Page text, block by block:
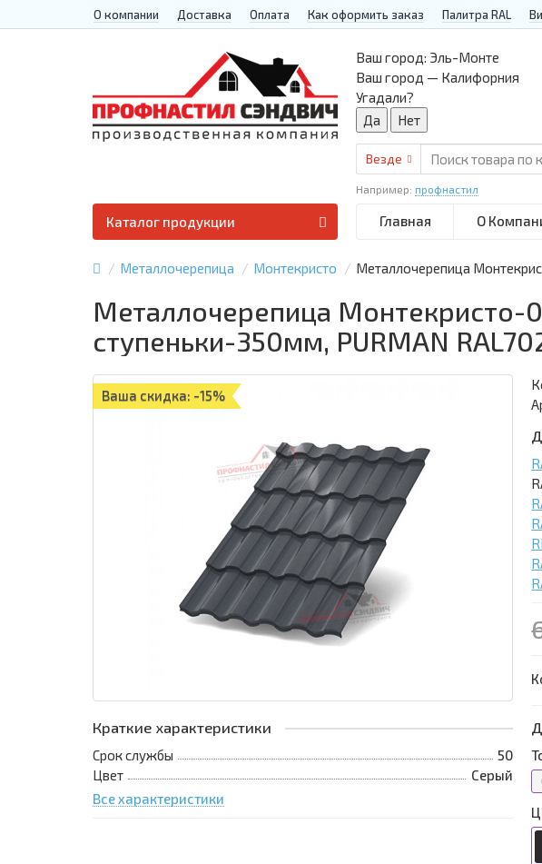
О компании Доставка Оплата Как оформить заказ Палитра RAL
Ваш город: Эль-Монте
Ваш город — Калифорния
Угадали?
Везде
Например: профнастил
Главная О
Каталог продукции
Металлочерепица Монтекристо Металлочерепица
Металлочерепица Монтекристо-
ступеньки-350мм, PURMAN
Ваша скидка: -15%
Краткие характеристики
Срок службы
50
Цвет
Серый
Все характеристики